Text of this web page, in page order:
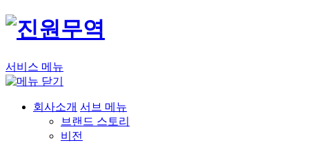
서비스 메뉴
회사소개 서브 메뉴
브랜드 스토리
비전